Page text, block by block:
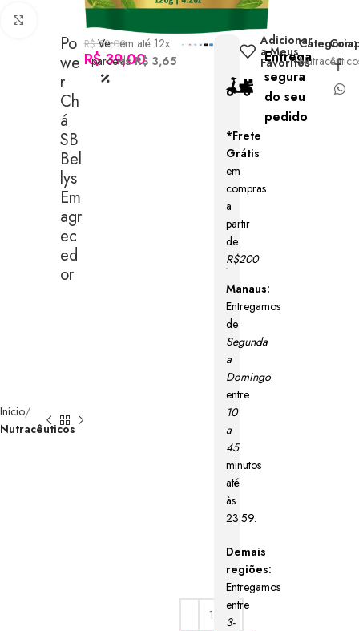
Clique para ampliar
Início
Nutracêuticos
Po
We
R
Ch
Á
SB
Bel
Lys
Em
Agr
Ec
Ed
Or
R$59,00
R$39,00
Ver
parcelas
em até 12x
de R$ 3,65
Entrega
segura
do seu
pedido
*Frete
Grátis
em
compras
a
partir
de
R$200
Manaus:
Entregamos
de
Segunda
a
Domingo
entre
10
a
45
minutos
até
às
23:59.
Demais
regiões:
Entregamos
entre
3-
Adicionar
a Meus
Favoritos
Categoria: